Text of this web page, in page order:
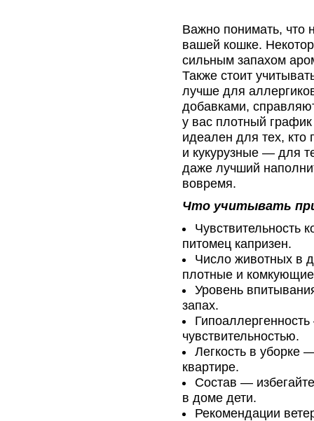
Важно понимать, что
вашей кошке.
сильным запахом
Также стоит
лучше для
добавками,
у вас плотный
идеален для тех, кто
и кукурузные — для
даже лучший
вовремя.
Что учитывать
Чувствительность
питомец капризен.
Число животных в
плотные и
Уровень
запах.
чувствительностью.
Легкость в уборке
квартире.
Состав —
в доме дети.
Рекомендации